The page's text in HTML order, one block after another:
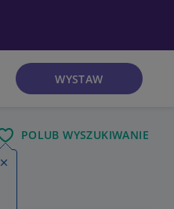
WYSTAW
POLUB WYSZUKIWANIE
Zamknij wskazówkę